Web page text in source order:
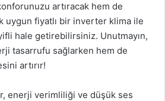
artıracak hem de
uygun fiyatlı bir inverter klima ile
hale getirebilirsiniz. Unutmayın,
tasarrufu sağlarken hem de
artırır!
enerji verimliliği ve düşük ses